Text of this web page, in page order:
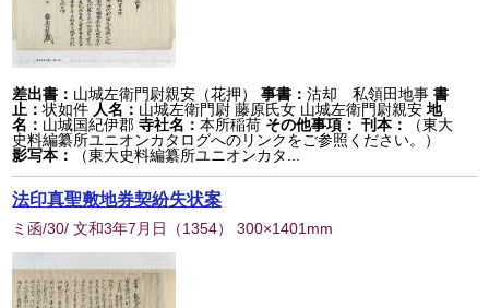
差出書： 山城左衛門尉親安（花押） 事書：沽却 私領田地事書
止：状如件 人名： 山城左衛門尉 藤原氏女 山城左衛門尉親安 地
名： 山城国紀伊郡 寺社名：本所稲荷 その他事項： 刊本：
（東大
史料編纂所ユニオンカタログへのリンクをご参照ください。）
影写本：
（東大史料編纂所ユニオンカタ...
法印真聖敷地券契紛失状案
ミ函/30/ 文和3年7月日 （1354） 300×1401mm